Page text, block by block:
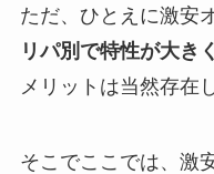
ただ、ひとえに激安
リパ別で特性が大き
メリットは当然存在
そこでここでは、激